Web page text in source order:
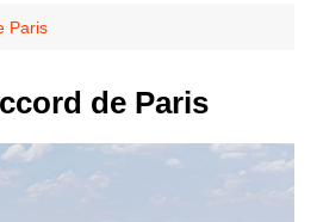
Paris
de Paris